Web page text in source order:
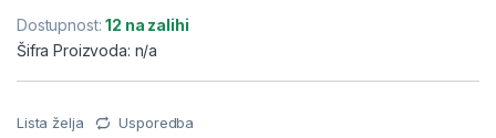
Dostupnost:12 na zalihi
Šifra Proizvoda: n/a
Lista želja Usporedba